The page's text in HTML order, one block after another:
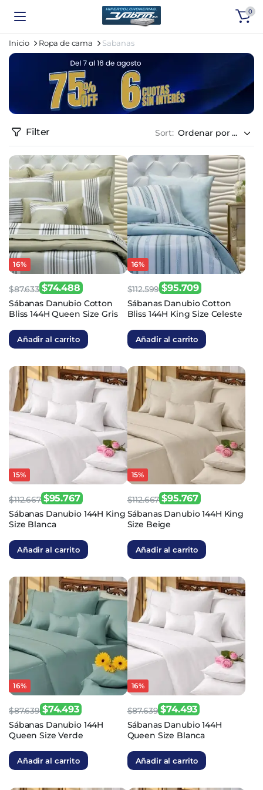
0
Inicio Ropa de cama Sabanas
Filter Sort:
16%
$87.633
El
precio
original
era:
$74.488
El
precio
actual
es:
Sábanas Danubio Cotton
Bliss 144H Queen Size Gris
Añadir al carrito
16%
$112.599
El
precio
original
era:
$95.709
El
precio
actual
es:
Sábanas Danubio Cotton
Bliss 144H King Size Celeste
Añadir al carrito
15%
$112.667
El
precio
original
era:
$95.767
El
precio
actual
es:
Sábanas Danubio 144H King
Size Blanca
Añadir al carrito
15%
$112.667
El
precio
original
era:
$95.767
El
precio
actual
es:
Sábanas Danubio 144H King
Size Beige
Añadir al carrito
16%
$87.639
El
precio
original
era:
$74.493
El
precio
actual
es:
Sábanas Danubio 144H
Queen Size Verde
Añadir al carrito
16%
$87.639
El
precio
original
era:
$74.493
El
precio
actual
es:
Sábanas Danubio 144H
Queen Size Blanca
Añadir al carrito